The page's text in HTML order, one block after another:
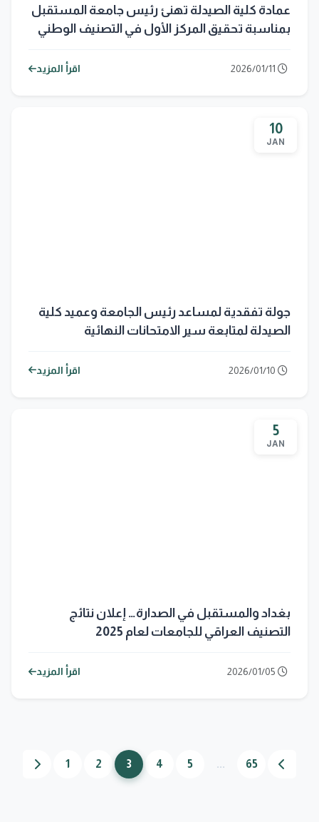
عمادة كلية الصيدلة تهنئ رئيس جامعة المستقبل
بمناسبة تحقيق المركز الأول في التصنيف الوطني
الجديد
اقرأ المزيد
10
JAN
جولة تفقدية لمساعد رئيس الجامعة وعميد كلية
الصيدلة لمتابعة سير الامتحانات النهائية
اقرأ المزيد
5
JAN
بغداد والمستقبل في الصدارة… إعلان نتائج
التصنيف العراقي للجامعات لعام 2025
اقرأ المزيد
1 2 3 4 5 ... 65